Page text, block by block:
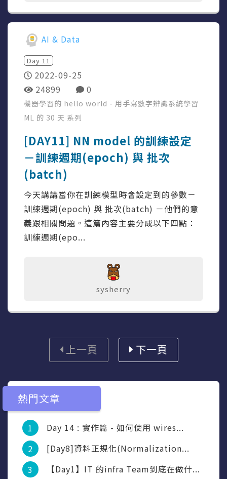
AI & Data
Day 11
2022-09-25
24899
0
機器學習的 hello world - 用手寫數字辨識系統學習
ML 的 30 天 系列
[DAY11] NN model 的訓練設定
－訓練週期(epoch) 與 批次
(batch)
今天講講當你在訓練模型時會設定到的參數－
訓練週期(epoch) 與 批次(batch) －他們的意
義跟相關問題。這篇內容主要分成以下四點：
訓練週期(epo...
sysherry
上一頁 下一頁
熱門文章
Day 14 : 實作篇 - 如何使用 wires...
[Day8]資料正規化(Normalization...
【Day1】IT 的infra Team到底在做什...